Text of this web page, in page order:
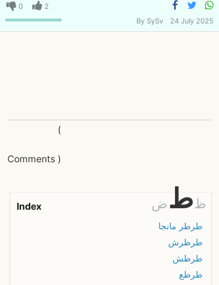
0
2
By SySv 24 July 2025
Comments
(
)
Index ض طظ
طرطر مانجا
طرطرش
طرطش
طرطع